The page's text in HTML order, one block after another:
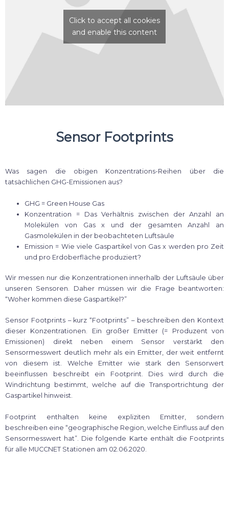
Click to accept all cookies
and enable this content
Sensor Footprints
Was sagen die obigen Konzentrations-Reihen über die
tatsächlichen GHG-Emissionen aus?
GHG = Green House Gas
Konzentration = Das Verhältnis zwischen der Anzahl an
Molekülen von Gas x und der gesamten Anzahl an
Gasmolekülen in der beobachteten Luftsäule
Emission = Wie viele Gaspartikel von Gas x werden pro Zeit
und pro Erdoberfläche produziert?
Wir messen nur die Konzentrationen innerhalb der Luftsäule über
unseren Sensoren. Daher müssen wir die Frage beantworten:
“Woher kommen diese Gaspartikel?”
Sensor Footprints – kurz “Footprints” – beschreiben den Kontext
dieser Konzentrationen. Ein großer Emitter (= Produzent von
Emissionen) direkt neben einem Sensor verstärkt den
Sensormesswert deutlich mehr als ein Emitter, der weit entfernt
von diesem ist. Welche Emitter wie stark den Sensorwert
beeinflussen beschreibt ein Footprint. Dies wird durch die
Windrichtung bestimmt, welche auf die Transportrichtung der
Gaspartikel hinweist.
Footprint enthalten keine expliziten Emitter, sondern
beschreiben eine “geographische Region, welche Einfluss auf den
Sensormesswert hat”. Die folgende Karte enthält die Footprints
für alle MUCCNET Stationen am 02.06.2020.